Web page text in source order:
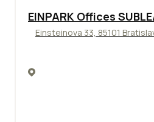
TOP ODPORÚČAME
EINPARK Offices
Einsteinova 33, 85101